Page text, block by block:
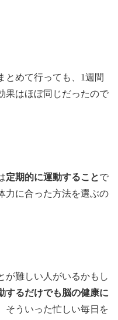
とめて行っても、1週間
果はほぼ同じだったので
定期的に運動することで
力に合った方法を選ぶの
が難しい人がいるかもし
するだけでも脳の健康に
そういった忙しい毎日を